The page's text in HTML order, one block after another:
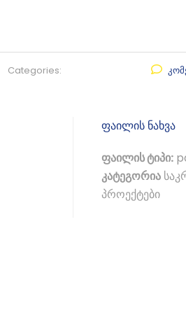
Categories:
ფაილის ნახვა
ფაილის ტიპი:
კატეგორია
პროექტები